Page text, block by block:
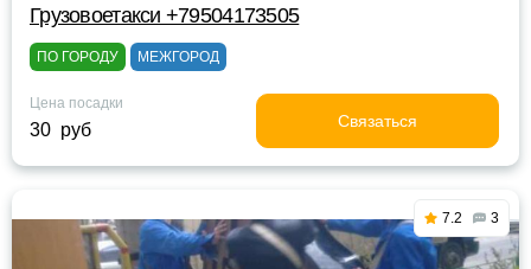
Грузовоетакси +79504173505
ПО ГОРОДУ МЕЖГОРОД
Цена посадки
30 руб Связаться
7.2 3